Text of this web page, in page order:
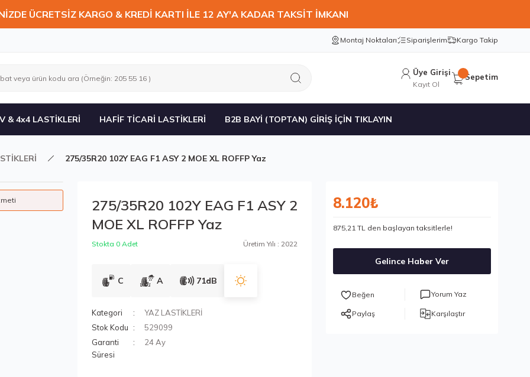
ÜCRETSİZ KARGO & KREDİ KARTI İLE 12 AY'A KADAR TAKSİT İMKANI
Montaj Noktaları Siparişlerim Kargo Takip
Üye Girişi
Kayıt Ol
Sepetim
& 4x4 LASTİKLERİ HAFİF TİCARİ LASTİKLERİ B2B BAYİ (TOPTAN) GİRİŞ İÇİN TIKLAYIN
275/35R20 102Y EAG F1 ASY 2 MOE XL ROFFP Yaz
275/35R20 102Y EAG F1 ASY 2
MOE XL ROFFP Yaz
Stokta 0 Adet Üretim Yılı : 2022
C A 71dB
Kategori
YAZ LASTİKLERİ
Stok Kodu
529099
Garanti
Süresi
24 Ay
8.120₺
875,21 TL den başlayan taksitlerle!
Gelince Haber Ver
Yorum Yaz
Paylaş Karşılaştır